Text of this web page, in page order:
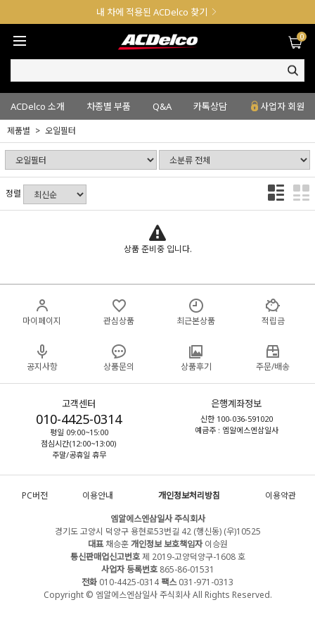
내 차에 적용된 ACDelco 찾기
0
ACDelco 소개 차종별 부품 Q&A 카톡상담 사업자 회원
제품별 오일필터
정렬
상품 준비중 입니다.
마이페이지 관심상품 최근본상품 적립금
공지사항 상품문의 상품후기 주문/배송
고객센터
010-4425-0314
평일 09:00~15:00
점심시간(12:00~13:00)
주말/공휴일 휴무
은행계좌정보
신한 100-036-591020
예금주 : 엠알에스엔삼일사
PC버전 이용안내 개인정보처리방침
이용약관
엠알에스엔삼일사 주식회사
경기도 고양시 덕양구 용현로53번길 42 (행신동) (우)10525
대표채승훈개인정보 보호책임자이승원
통신판매업신고번호제 2019-고양덕양구-1608 호
사업자 등록번호865-86-01531
전화 010-4425-0314 팩스031-971-0313
Copyright © 엠알에스엔삼일사 주식회사 All Rights Reserved.